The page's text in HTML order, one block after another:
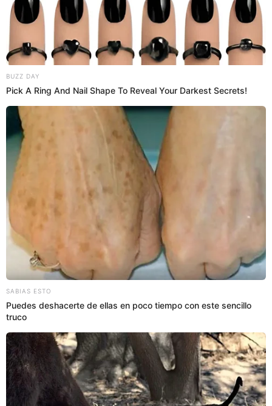
Jean Paul, la popular Chica de los Tatuajes se mantiene
hasta ahora en silencio. Todo indica que respeta el
mandato judicial que le prohíbe referirse a la hora ex
pareja de la rubia. Sin embargo, ocupando sus redes
sociales, la modelo peruana habría mandado un curioso